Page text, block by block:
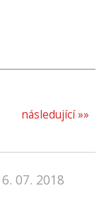
následující »»
07. 2018